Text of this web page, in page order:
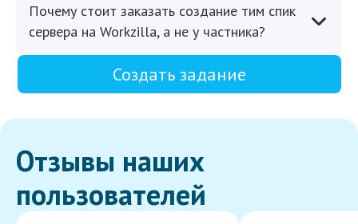
Почему стоит заказать создание тим спик
сервера на Workzilla, а не у частника?
Создать задание
Отзывы наших
пользователей